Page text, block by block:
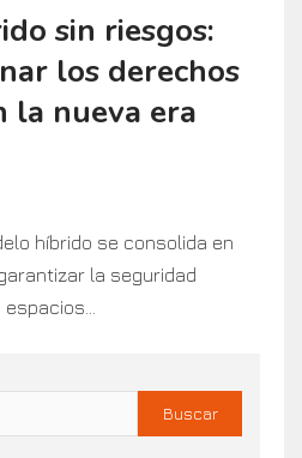
sin riesgos:
los derechos
la nueva era
híbrido se consolida en
la seguridad